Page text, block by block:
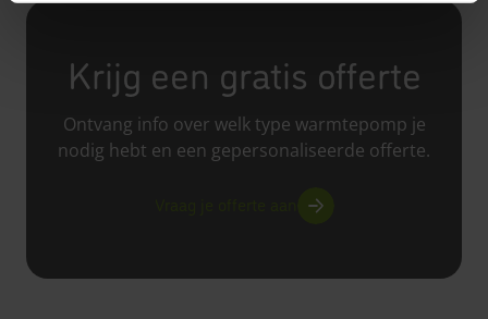
Krijg een gratis offerte
Ontvang info over welk type warmtepomp je
nodig hebt en een gepersonaliseerde offerte.